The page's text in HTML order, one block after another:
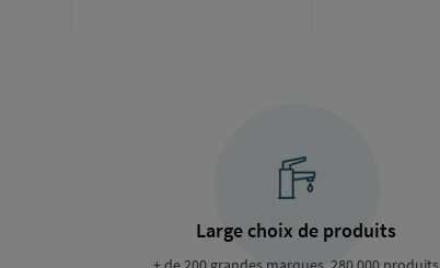
Large choix de produits